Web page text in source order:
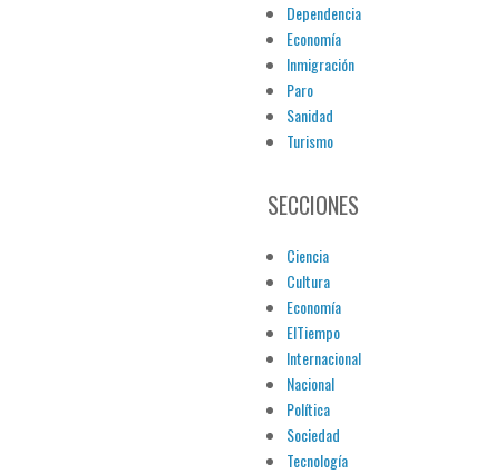
Dependencia
Economía
Inmigración
Paro
Sanidad
Turismo
SECCIONES
Ciencia
Cultura
Economía
ElTiempo
Internacional
Nacional
Política
Sociedad
Tecnología